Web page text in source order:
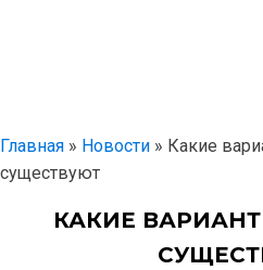
Главная » Новости » Какие
существуют
КАКИЕ